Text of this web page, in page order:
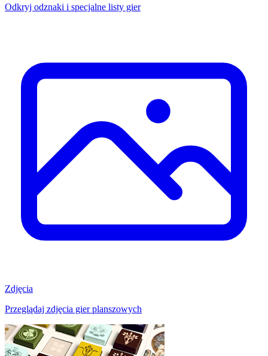
Odkryj odznaki i specjalne listy gier
Zdjęcia
Przeglądaj zdjęcia gier planszowych